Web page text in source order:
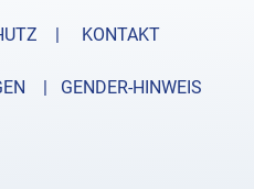
|
KONTAKT
| GENDER-HINWEIS